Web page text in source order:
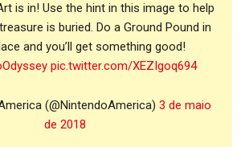
is in! Use the hint in this image to help
is buried. Do a Ground Pound in
and you’ll get something good!
pic.twitter.com/XEZIgoq694
(@NintendoAmerica) 3 de maio
de 2018